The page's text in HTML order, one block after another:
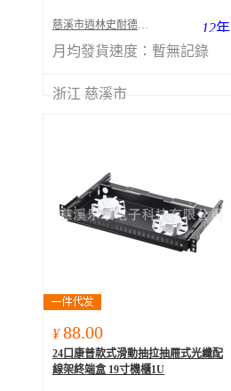
慈溪市逍林史耐德電子廠 12年
月均發貨速度： 暫無記錄
浙江 慈溪市
¥ 88.00
24口康普款式滑動抽拉抽屜式光纖配
線架終端盒 19寸機櫃1U